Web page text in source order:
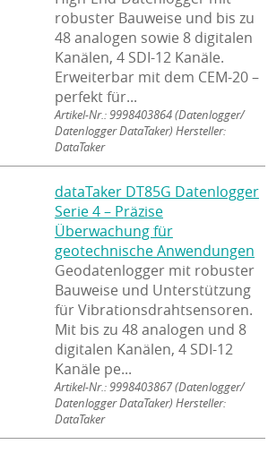
robuster Bauweise und bis zu
48 analogen sowie 8 digitalen
Kanälen, 4 SDI-12 Kanäle.
Erweiterbar mit dem CEM-20 –
perfekt für...
Artikel-Nr.: 9998403864(Datenlogger/
Datenlogger DataTaker) Hersteller:
DataTaker
dataTaker DT85G Datenlogger
Serie 4 – Präzise
Überwachung für
geotechnische Anwendungen
Geodatenlogger mit robuster
Bauweise und Unterstützung
für Vibrationsdrahtsensoren.
Mit bis zu 48 analogen und 8
digitalen Kanälen, 4 SDI-12
Kanäle pe...
Artikel-Nr.: 9998403867(Datenlogger/
Datenlogger DataTaker) Hersteller:
DataTaker